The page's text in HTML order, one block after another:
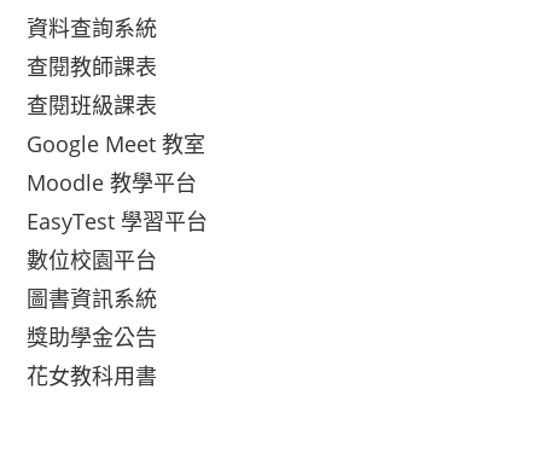
資料查詢系統
查閱教師課表
查閱班級課表
Google Meet 教室
Moodle 教學平台
EasyTest 學習平台
數位校園平台
圖書資訊系統
獎助學金公告
花女教科用書